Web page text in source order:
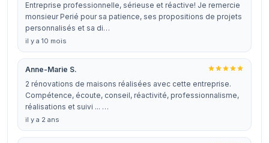
Entreprise professionnelle, sérieuse et réactive! Je remercie
monsieur Perié pour sa patience, ses propositions de projets
personnalisés et sa di…
il y a 10 mois
Anne-Marie S.
2 rénovations de maisons réalisées avec cette entreprise.
Compétence, écoute, conseil, réactivité, professionnalisme,
réalisations et suivi ... …
il y a 2 ans